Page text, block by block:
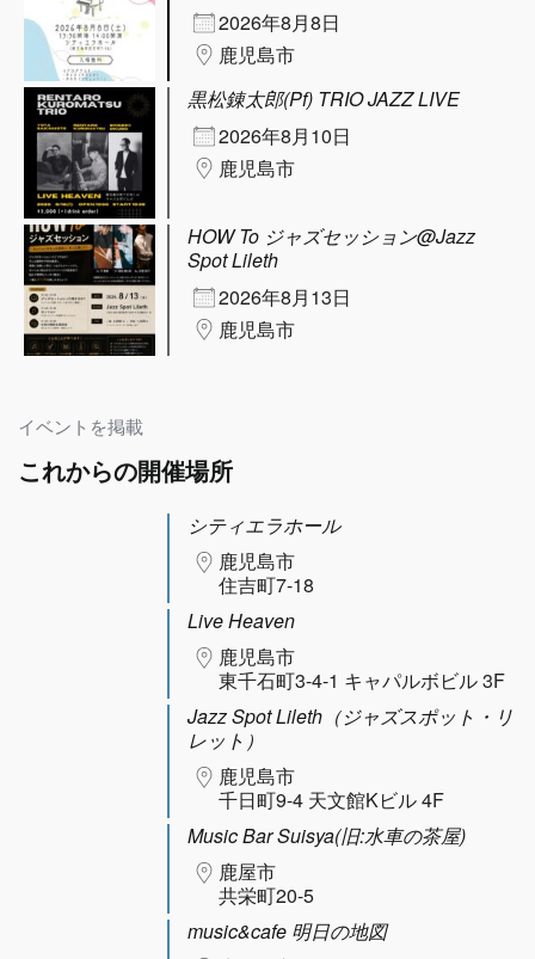
2026年8月8日
鹿児島市
黒松錬太郎(Pf) TRIO JAZZ LIVE
2026年8月10日
鹿児島市
HOW To ジャズセッション@Jazz
Spot Lileth
2026年8月13日
鹿児島市
イベントを掲載
これからの開催場所
シティエラホール
鹿児島市
住吉町7-18
Live Heaven
鹿児島市
東千石町3-4-1 キャパルボビル 3F
Jazz Spot Lileth（ジャズスポット・リ
レット）
鹿児島市
千日町9-4 天文館Kビル 4F
Music Bar Suisya(旧:水車の茶屋)
鹿屋市
共栄町20-5
music&cafe 明日の地図